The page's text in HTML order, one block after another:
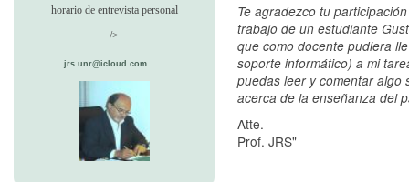
Te agradezco tu
trabajo de un estudiante
que como docente pudiera
soporte informático) a mi
puedas leer y comentar algo
acerca de la enseñanza del
Atte.
Prof. JRS"
horario de entrevista personal
/>
jrs.unr@icloud.com